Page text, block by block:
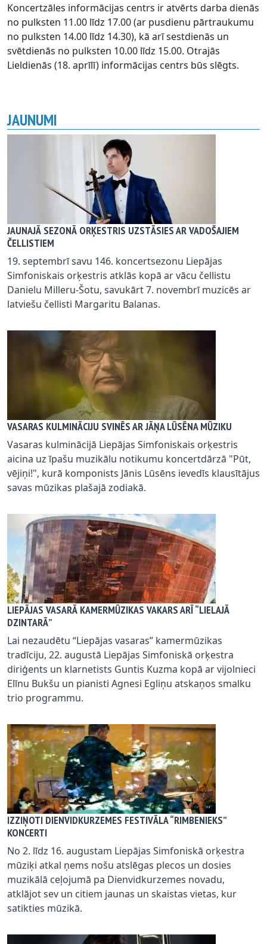
Koncertzāles informācijas centrs ir atvērts darba dienās
no pulksten 11.00 līdz 17.00 (ar pusdienu pārtraukumu
no pulksten 14.00 līdz 14.30), kā arī sestdienās un
svētdienās no pulksten 10.00 līdz 15.00. Otrajās
Lieldienās (18. aprīlī) informācijas centrs būs slēgts.
JAUNUMI
JAUNAJĀ SEZONĀ ORĶESTRIS UZSTĀSIES AR VADOŠAJIEM
ČELLISTIEM
19. septembrī savu 146. koncertsezonu Liepājas
Simfoniskais orķestris atklās kopā ar vācu čellistu
Danielu Milleru-Šotu, savukārt 7. novembrī muzicēs ar
latviešu čellisti Margaritu Balanas.
VASARAS KULMINĀCIJU SVINĒS AR JĀŅA LŪSĒNA MŪZIKU
Vasaras kulminācijā Liepājas Simfoniskais orķestris
aicina uz īpašu muzikālu notikumu koncertdārzā "Pūt,
vējiņi!", kurā komponists Jānis Lūsēns ievedīs klausītājus
savas mūzikas plašajā zodiakā.
LIEPĀJAS VASARĀ KAMERMŪZIKAS VAKARS ARĪ “LIELAJĀ
DZINTARĀ”
Lai nezaudētu “Liepājas vasaras” kamermūzikas
tradīciju, 22. augustā Liepājas Simfoniskā orķestra
diriģents un klarnetists Guntis Kuzma kopā ar vijolnieci
Elīnu Bukšu un pianisti Agnesi Egliņu atskaņos smalku
trio programmu.
IZZIŅOTI DIENVIDKURZEMES FESTIVĀLA “RIMBENIEKS”
KONCERTI
No 2. līdz 16. augustam Liepājas Simfoniskā orķestra
mūziķi atkal ņems nošu atslēgas plecos un dosies
muzikālā ceļojumā pa Dienvidkurzemes novadu,
atklājot sev un citiem jaunas un skaistas vietas, kur
satikties mūzikā.